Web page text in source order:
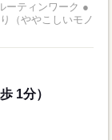
ティンワーク ●
（ややこしいモノ
1分）